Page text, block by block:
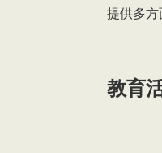
提供多
教育